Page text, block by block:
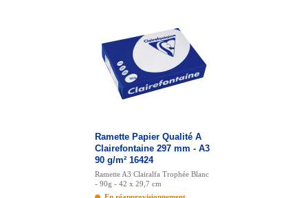
Ramette Papier Qualité A
Clairefontaine 297 mm - A3
90 g/m² 16424
Ramette A3 Clairalfa Trophée Blanc
- 90g - 42 x 29,7 cm